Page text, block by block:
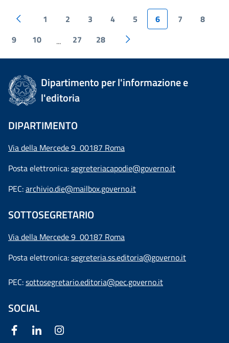
1 2 3 4 5 6 7
8
9
10 ... 27 28
Dipartimento per l'informazione e
l'editoria
DIPARTIMENTO
Via della Mercede 9 00187 Roma
Posta elettronica:segreteriacapodie@governo.it
PEC:archivio.die@mailbox.governo.it
SOTTOSEGRETARIO
Via della Mercede 9 00187 Roma
Posta elettronica:segreteria.ss.editoria@governo.it
PEC:sottosegretario.editoria@pec.governo.it
SOCIAL